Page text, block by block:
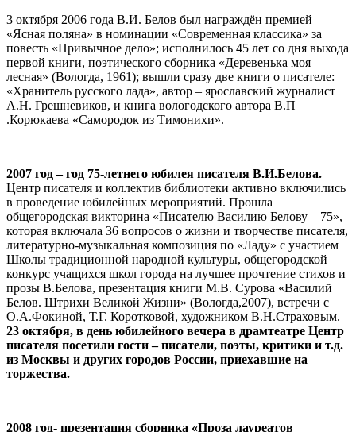
3 октября 2006 года В.И. Белов был награждён премией
«Ясная поляна» в номинации «Современная классика» за
повесть «Привычное дело»; исполнилось 45 лет со дня выхода
первой книги, поэтического сборника «Деревенька моя
лесная» (Вологда, 1961); вышли сразу две книги о писателе:
«Хранитель русского лада», автор – ярославский журналист
А.Н. Грешневиков, и книга вологодского автора В.П
.Корюкаева «Самородок из Тимонихи».
2007 год – год 75-летнего юбилея писателя В.И.Белова.
Центр писателя и коллектив библиотеки активно включились
в проведение юбилейных мероприятий. Прошла
общегородская викторина «Писателю Василию Белову – 75»,
которая включала 36 вопросов о жизни и творчестве писателя,
литературно-музыкальная композиция по «Ладу» с участием
Школы традиционной народной культуры, общегородской
конкурс учащихся школ города на лучшее прочтение стихов и
прозы В.Белова, презентация книги М.В. Сурова «Василий
Белов. Штрихи Великой Жизни» (Вологда,2007), встречи с
О.А.Фокиной, Т.Г. Коротковой, художником В.Н.Страховым.
23 октября, в день юбилейного вечера в драмтеатре Центр
писателя посетили гости – писатели, поэты, критики и т.д.
из Москвы и других городов России, приехавшие на
торжества.
2008 год- презентация сборника «Проза лауреатов